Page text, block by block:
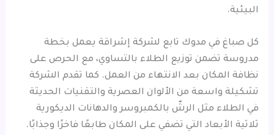
البيئية.
كل صباغ في مدوك تابع لشركة إشراقة يعمل بخطة
مدروسة تضمن توزيع الطلاء بالتساوي، مع الحرص على
نظافة المكان بعد الانتهاء من العمل. كما تقدم الشركة
تشكيلة واسعة من الألوان العصرية والتقنيات الحديثة
في الطلاء مثل الرشّ بالكمبروسر والدهانات الديكورية
ثلاثية الأبعاد التي تضفي على المكان طابعًا فاخرًا وجذابًا.